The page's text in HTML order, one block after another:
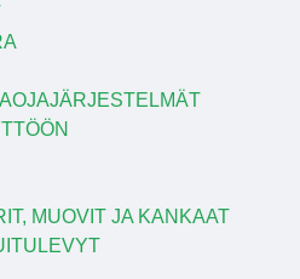
MUOVIT JA KANKAAT